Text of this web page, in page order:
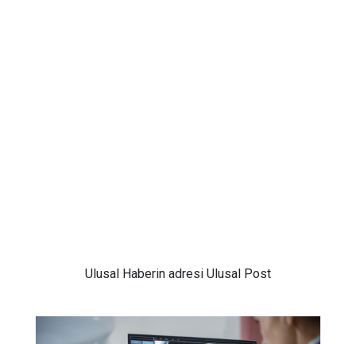
Ulusal Haberin adresi Ulusal Post